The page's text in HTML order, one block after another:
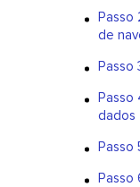
Passo
de
Passo
Passo
dados
Passo